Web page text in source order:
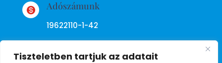
Tiszteletben tartjuk az adatait
 Adószámunk
19622110-1-42